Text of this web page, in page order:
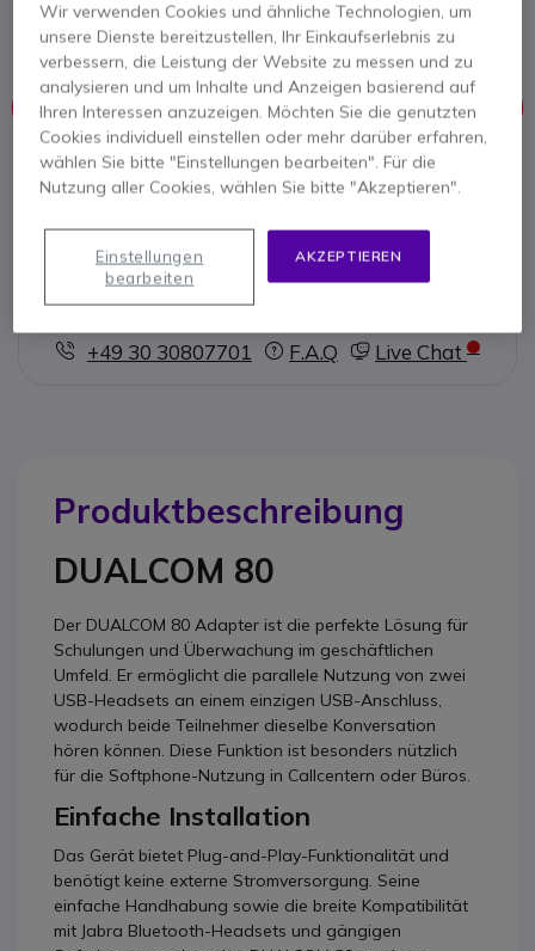
Überwachungszwecke in einer professionellen
Umgebung
Dieses Produkt wird nicht mehr hergestellt
Hier finden Sie eine Übersicht ähnlicher Produkte.
Kontaktieren Sie uns -
+49 30 30807701
F.A.Q Live Chat
Produktbeschreibung
DUALCOM 80
Der DUALCOM 80 Adapter ist die perfekte Lösung für
Schulungen und Überwachung im geschäftlichen
Umfeld. Er ermöglicht die parallele Nutzung von zwei
USB-Headsets an einem einzigen USB-Anschluss,
wodurch beide Teilnehmer dieselbe Konversation
hören können. Diese Funktion ist besonders nützlich
für die Softphone-Nutzung in Callcentern oder Büros.
Einfache Installation
Das Gerät bietet Plug-and-Play-Funktionalität und
benötigt keine externe Stromversorgung. Seine
einfache Handhabung sowie die breite Kompatibilität
mit Jabra Bluetooth-Headsets und gängigen
Wir verwenden Cookies und ähnliche Technologien, um
unsere Dienste bereitzustellen, Ihr Einkaufserlebnis zu
verbessern, die Leistung der Website zu messen und zu
analysieren und um Inhalte und Anzeigen basierend auf
Ihren Interessen anzuzeigen. Möchten Sie die genutzten
Cookies individuell einstellen oder mehr darüber erfahren,
wählen Sie bitte "Einstellungen bearbeiten". Für die
Nutzung aller Cookies, wählen Sie bitte "Akzeptieren".
AKZEPTIEREN
Einstellungen
bearbeiten